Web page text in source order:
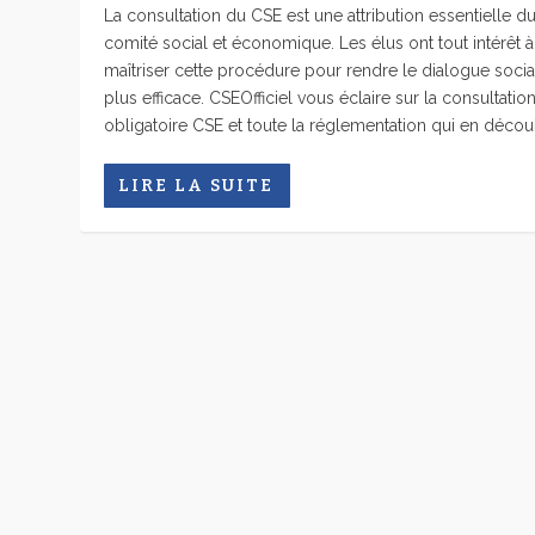
La consultation du CSE est une attribution essentielle du
comité social et économique. Les élus ont tout intérêt à
maîtriser cette procédure pour rendre le dialogue
plus efficace. CSEOfficiel vous éclaire sur la consultation
obligatoire CSE et toute la réglementation qui en
LIRE LA SUITE